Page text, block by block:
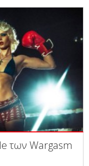
των Wargasm